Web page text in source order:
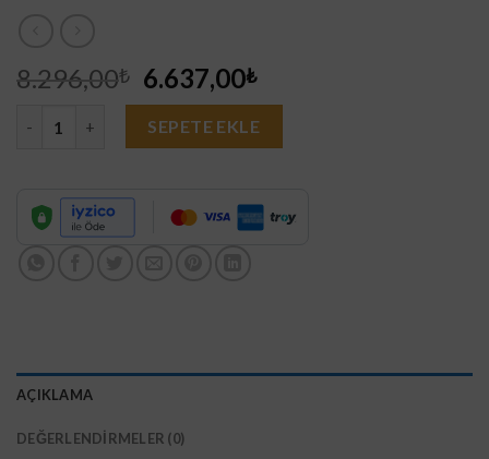
8.296,00₺ Orijinal
fiyat:
8.296,00₺.
6.637,00₺Şu
andaki
fiyat:
6.637,00₺.
5 Kameralı Set - Yapay Zeka Özellikli Gece Renkli Gösteren 8
SEPETE EKLE
AÇIKLAMA
DEĞERLENDIRMELER (0)